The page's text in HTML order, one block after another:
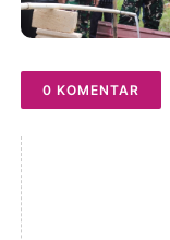
0 KOMENTAR